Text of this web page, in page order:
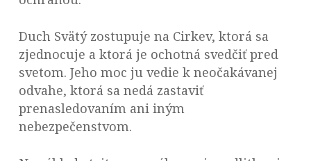
Duch Svätý zostupuje na Cirkev, ktorá sa
zjednocuje a ktorá je ochotná svedčiť pred
svetom. Jeho moc ju vedie k neočakávanej
odvahe, ktorá sa nedá zastaviť
prenasledovaním ani iným
nebezpečenstvom.